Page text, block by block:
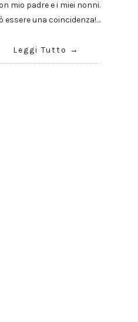
mio padre e i miei nonni.
essere una coincidenza!…
Leggi Tutto